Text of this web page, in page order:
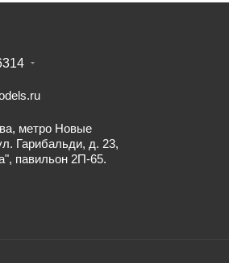
метро Новые
Гарибальди, д. 23,
павильон 2П-65.